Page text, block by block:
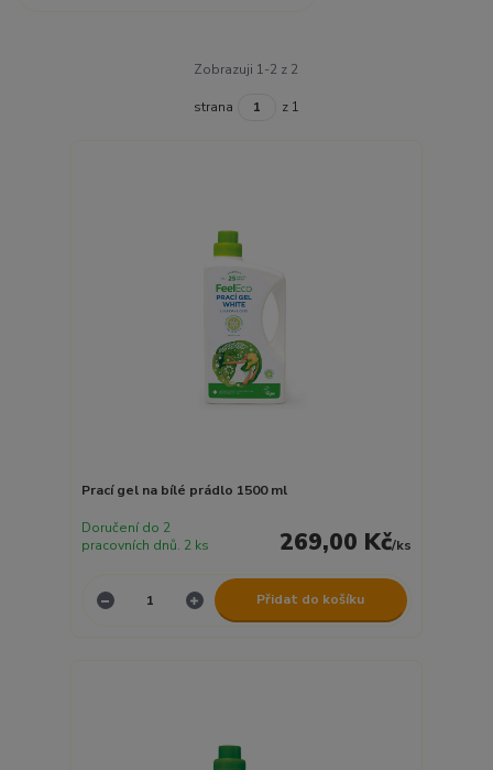
Zobrazuji 1-2 z 2
strana z 1
Prací gel na bílé prádlo 1500 ml
269,00 Kč/ks
Doručení do 2
pracovních dnů. 2 ks
Přidat do košíku